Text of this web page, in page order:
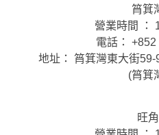
筲箕
營業時間 ：
電話：
地址： 筲箕灣東大街
(筲箕灣
旺